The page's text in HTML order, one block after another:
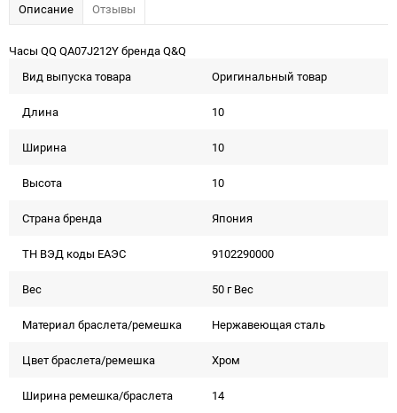
Описание Отзывы
Часы QQ QA07J212Y бренда Q&Q
Вид выпуска товара
Оригинальный товар
Длина 10
Ширина 10
Высота 10
Страна бренда Япония
ТН ВЭД коды ЕАЭС 9102290000
Вес 50 г Вес
Материал браслета/ремешка Нержавеющая сталь
Цвет браслета/ремешка Хром
Ширина ремешка/браслета 14